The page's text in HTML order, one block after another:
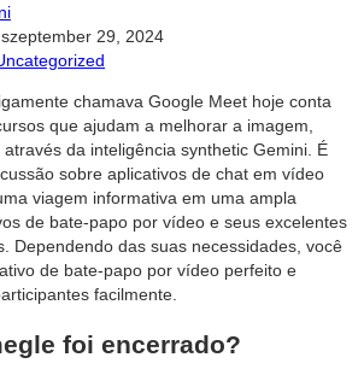
szeptember 29, 2024
chamava Google Meet hoje conta
que ajudam a melhorar a imagem,
da inteligência synthetic Gemini. É
sobre aplicativos de chat em vídeo
viagem informativa em uma ampla
de bate-papo por vídeo e seus excelentes
Dependendo das suas necessidades, você
de bate-papo por vídeo perfeito e
facilmente.
foi encerrado?